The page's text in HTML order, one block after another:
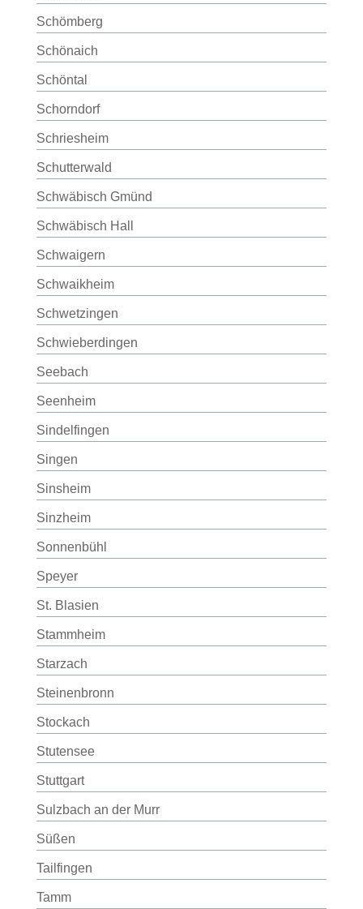
Schömberg
Schönaich
Schöntal
Schorndorf
Schriesheim
Schutterwald
Schwäbisch Gmünd
Schwäbisch Hall
Schwaigern
Schwaikheim
Schwetzingen
Schwieberdingen
Seebach
Seenheim
Sindelfingen
Singen
Sinsheim
Sinzheim
Sonnenbühl
Speyer
St. Blasien
Stammheim
Starzach
Steinenbronn
Stockach
Stutensee
Stuttgart
Sulzbach an der Murr
Süßen
Tailfingen
Tamm